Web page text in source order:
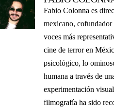
Fabio Colonna es
mexicano, cofundador
voces más
cine de terror en
psicológico, lo
humana a través de
experimentación
filmografía ha sido